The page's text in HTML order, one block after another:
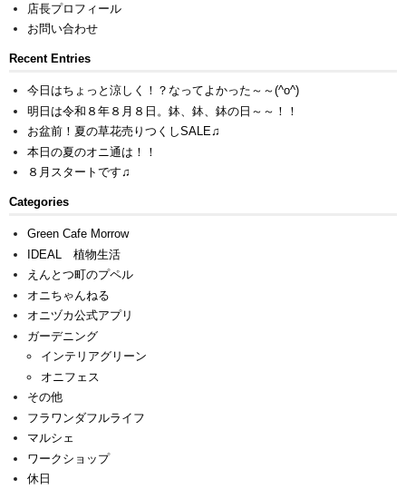
店長プロフィール
お問い合わせ
Recent Entries
今日はちょっと涼しく！？なってよかった～～(^o^)
明日は令和８年８月８日。鉢、鉢、鉢の日～～！！
お盆前！夏の草花売りつくしSALE♫
本日の夏のオニ通は！！
８月スタートです♫
Categories
Green Cafe Morrow
IDEAL 植物生活
えんとつ町のプペル
オニちゃんねる
オニヅカ公式アプリ
ガーデニング
インテリアグリーン
オニフェス
その他
フラワンダフルライフ
マルシェ
ワークショップ
休日